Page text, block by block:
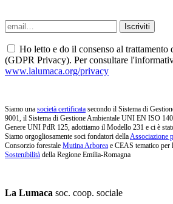
Ho letto e do il consenso al trattamento
(GDPR Privacy). Per consultare
www.lalumaca.org/privacy
Siamo una società certificata secondo il Sistema di
9001, il Sistema di Gestione Ambientale UNI EN ISO
Genere UNI PdR 125, adottiamo il Modello 231 e ci è
Siamo orgogliosamente soci fondatori dellaAssociazione
Consorzio forestale Mutina Arborea e CEAS tematico per
Sostenibilità della Regione Emilia-Romagna
La Lumaca soc. coop. sociale